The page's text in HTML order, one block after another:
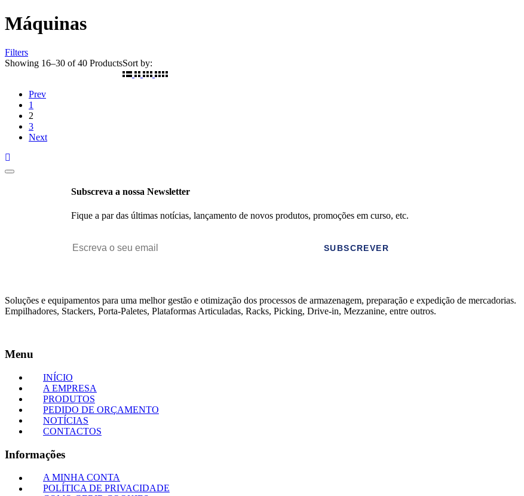
Máquinas
Filters
Showing 16–30 of40 ProductsOrdenado
por
Sort by:
Prev
1
2
3
Next
Subscreva a nossa Newsletter
Fique a par das últimas notícias, lançamento de novos produtos, promoções em curso, etc.
SUBSCREVER
Soluções e equipamentos para uma melhor gestão e otimização dos processos de armazenagem, preparação e expedição de mercadorias.
Empilhadores, Stackers, Porta-Paletes, Plataformas Articuladas, Racks, Picking, Drive-in, Mezzanine, entre outros.
Menu
INÍCIO
A EMPRESA
PRODUTOS
PEDIDO DE ORÇAMENTO
NOTÍCIAS
CONTACTOS
Informações
A MINHA CONTA
POLÍTICA DE PRIVACIDADE